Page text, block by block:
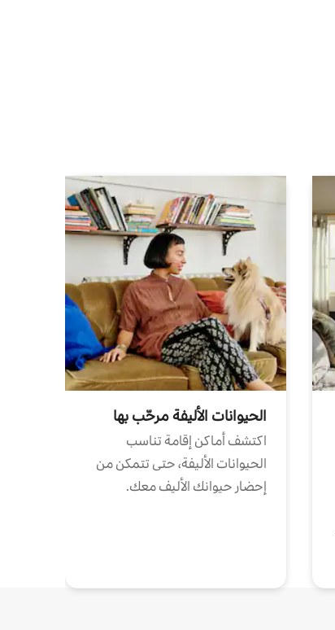
الحيوانات الأليفة مرحّب بها
اكتشف أماكن إقامة تناسب
الحيوانات الأليفة، حتى تتمكن من
إحضار حيوانك الأليف معك.